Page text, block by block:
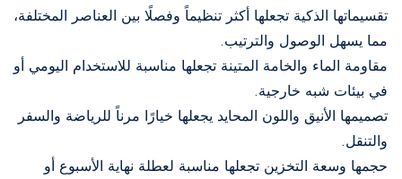
تقسيماتها الذكية تجعلها أكثر تنظيماً وفصلًا بين العناصر المختلفة،
مما يسهل الوصول والترتيب.
مقاومة الماء والخامة المتينة تجعلها مناسبة للاستخدام اليومي أو
في بيئات شبه خارجية.
تصميمها الأنيق واللون المحايد يجعلها خيارًا مرناً للرياضة والسفر
والتنقل.
حجمها وسعة التخزين تجعلها مناسبة لعطلة نهاية الأسبوع أو